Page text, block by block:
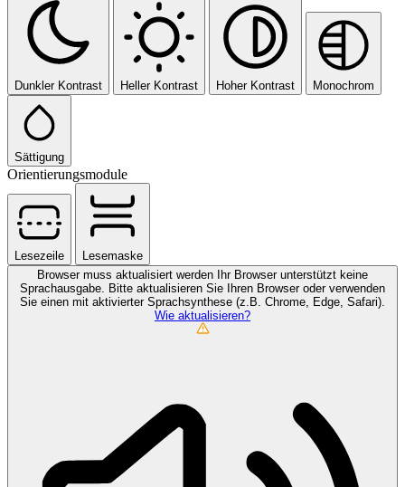
Dunkler Kontrast Heller Kontrast Hoher Kontrast Monochrom
Sättigung
Orientierungsmodule
Lesezeile
Lesemaske
Browser muss aktualisiert werden Ihr Browser unterstützt keine
Sprachausgabe. Bitte aktualisieren Sie Ihren Browser oder verwenden
Sie einen mit aktivierter Sprachsynthese (z.B. Chrome, Edge, Safari).
Wie aktualisieren?